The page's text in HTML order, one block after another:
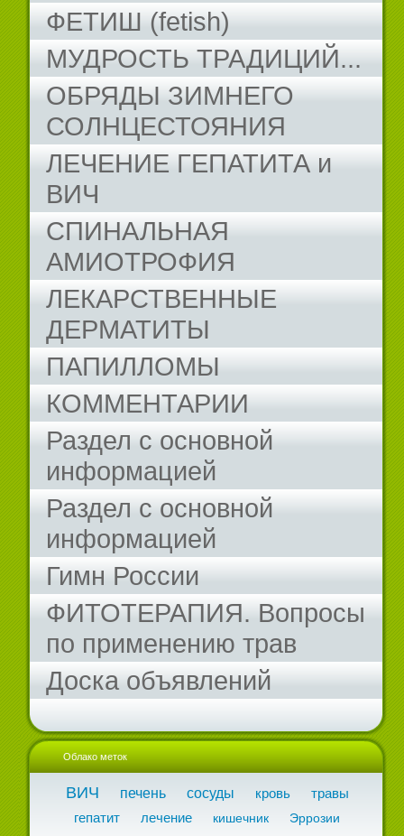
ФЕТИШ (fetish)
МУДРОСТЬ ТРАДИЦИЙ...
ОБРЯДЫ ЗИМНЕГО
СОЛНЦЕСТОЯНИЯ
ЛЕЧЕНИЕ ГЕПАТИТА и
ВИЧ
СПИНАЛЬНАЯ
АМИОТРОФИЯ
ЛЕКАРСТВЕННЫЕ
ДЕРМАТИТЫ
ПАПИЛЛОМЫ
КОММЕНТАРИИ
Раздел с основной
информацией
Раздел с основной
информацией
Гимн России
ФИТОТЕРАПИЯ. Вопросы
по применению трав
Доска объявлений
Облако меток
ВИЧ печень сосуды кровь
травы
гепатит
лечение кишечник
Эррозии